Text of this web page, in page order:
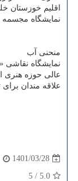
اقلیم خوزستان
نمایشگاه مجسمه و نقاشی حمزه فرهادی
منحنی آب
عالی حوزه هنری
علاقه مندان برای تماشای این آثار می توانند از ۲۴
1401/03/28
5.0
/
5